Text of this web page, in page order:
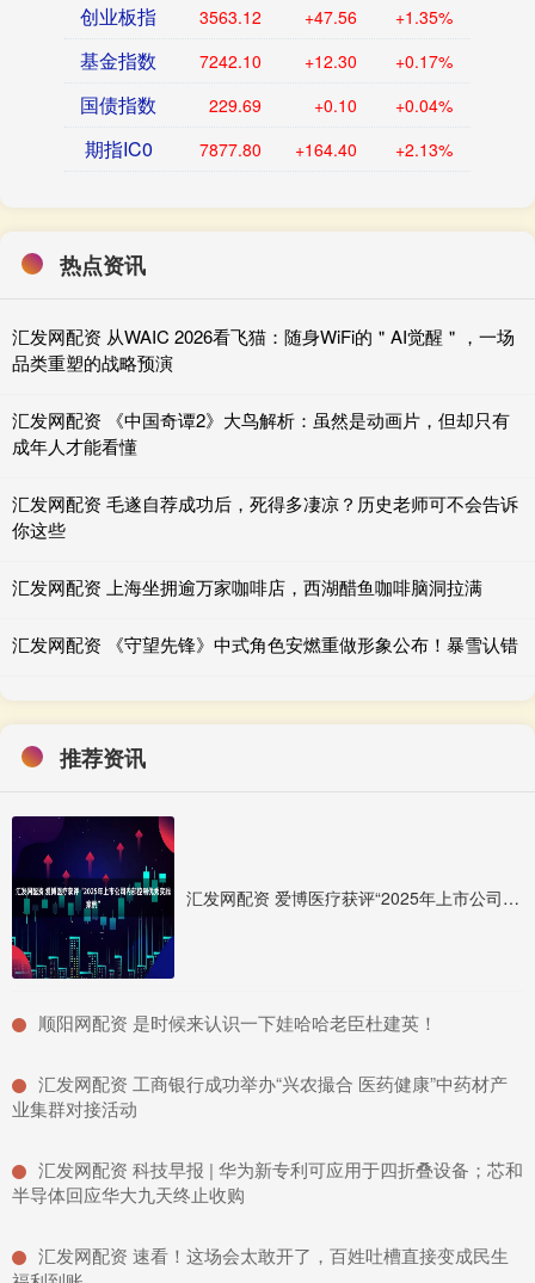
创业板指 3563.12 +47.56 +1.35%
基金指数 7242.10 +12.30 +0.17%
国债指数 229.69 +0.10 +0.04%
期指IC0 7877.80 +164.40 +2.13%
热点资讯
汇发网配资 从WAIC 2026看飞猫：随身WiFi的＂AI觉醒＂，一场
品类重塑的战略预演
汇发网配资 《中国奇谭2》大鸟解析：虽然是动画片，但却只有
成年人才能看懂
汇发网配资 毛遂自荐成功后，死得多凄凉？历史老师可不会告诉
你这些
汇发网配资 上海坐拥逾万家咖啡店，西湖醋鱼咖啡脑洞拉满
汇发网配资 《守望先锋》中式角色安燃重做形象公布！暴雪认错
推荐资讯
汇发网配资 爱博医疗获评“2025年上市公司内部控制优秀实践案例”
​顺阳网配资 是时候来认识一下娃哈哈老臣杜建英！
​汇发网配资 工商银行成功举办“兴农撮合 医药健康”中药材产
业集群对接活动
​汇发网配资 科技早报 | 华为新专利可应用于四折叠设备；芯和
半导体回应华大九天终止收购
​汇发网配资 速看！这场会太敢开了，百姓吐槽直接变成民生